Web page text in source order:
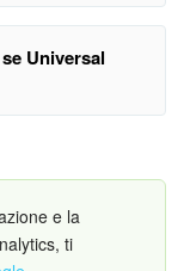
nuovo account.
Universal
Crea una
a una proprietà
e la
ti